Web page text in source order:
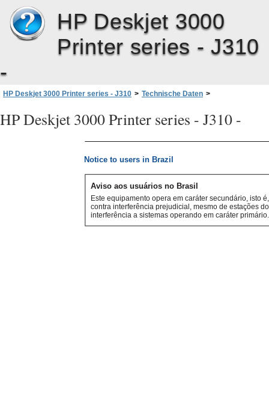
HP Deskjet 3000
Printer series - J310
-
HP Deskjet 3000 Printer series - J310 > Technische Daten >
Notice to users in Brazil
HP Deskjet 3000 Printer series - J310 -
Notice to users in Brazil
Aviso aos usuários no Brasil
Este equipamento opera em caráter secundário, isto
contra interferência prejudicial, mesmo de estações
interferência a sistemas operando em caráter